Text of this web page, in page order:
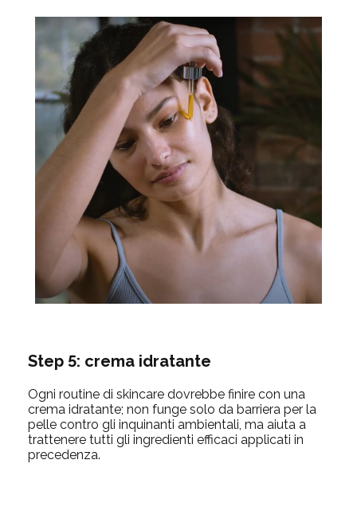
Step 5: crema idratante
Ogni routine di skincare dovrebbe finire con una
crema idratante; non funge solo da barriera per la
pelle contro gli inquinanti ambientali, ma aiuta a
trattenere tutti gli ingredienti efficaci applicati in
precedenza.